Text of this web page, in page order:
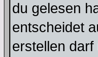
du gelesen
entscheidet
erstellen